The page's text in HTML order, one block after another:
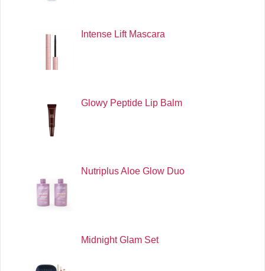
Intense Lift Mascara
Glowy Peptide Lip Balm
Nutriplus Aloe Glow Duo
Midnight Glam Set